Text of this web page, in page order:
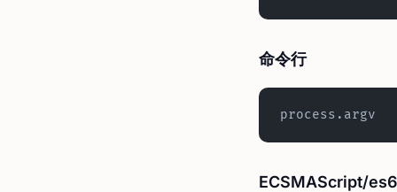
命令行
ECSMAScript/